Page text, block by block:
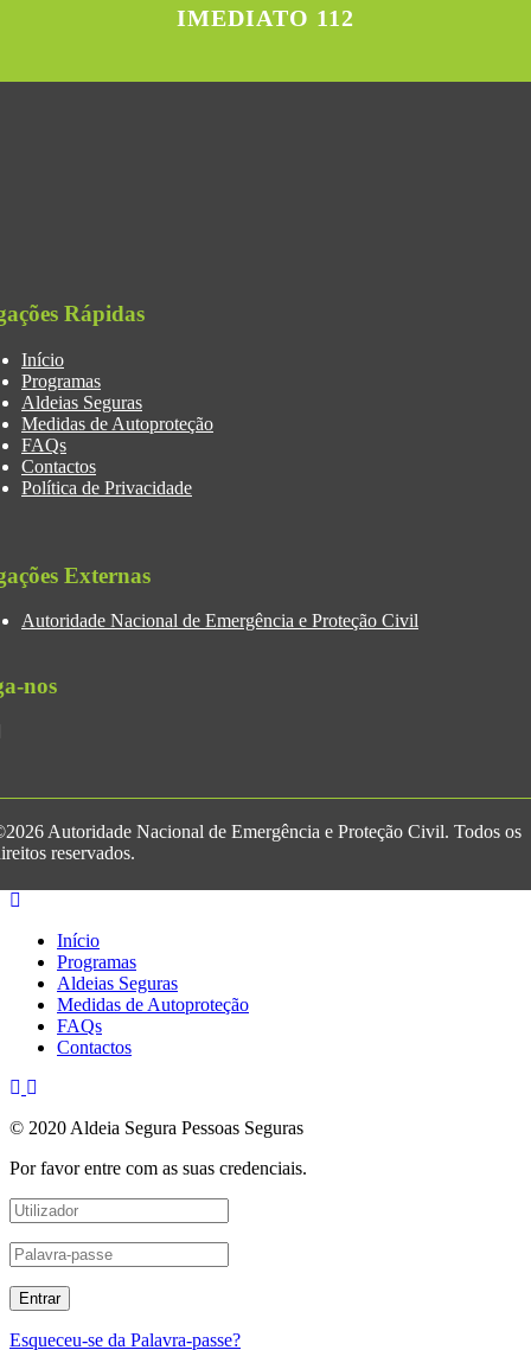
IMEDIATO 112
Rápidas
Início
Programas
Aldeias Seguras
Medidas de Autoproteção
FAQs
Contactos
Política de Privacidade
Externas
Autoridade Nacional de Emergência e Proteção Civil
nos
Autoridade Nacional de Emergência e Proteção Civil. Todos os
reservados.
Início
Programas
Aldeias Seguras
Medidas de Autoproteção
FAQs
Contactos
© 2020 Aldeia Segura Pessoas Seguras
Por favor entre com as suas credenciais.
Esqueceu-se da Palavra-passe?